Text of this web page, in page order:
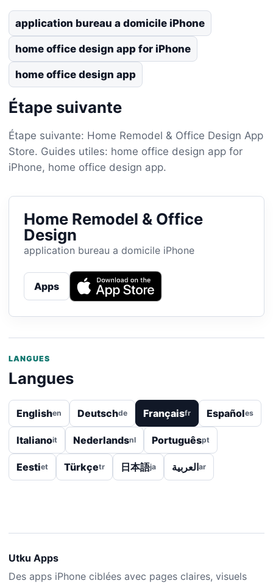
application bureau a domicile iPhone
home office design app for iPhone
home office design app
Étape suivante
Étape suivante: Home Remodel & Office Design App
Store. Guides utiles: home office design app for
iPhone, home office design app.
Home Remodel & Office
Design
application bureau a domicile iPhone
Apps
LANGUES
Langues
Englishen Deutschde Françaisfr Españoles
Italianoit Nederlandsnl Portuguêspt
Eestiet Türkçetr 日本語ja العربيةar
Utku Apps
Des apps iPhone ciblées avec pages claires, visuels